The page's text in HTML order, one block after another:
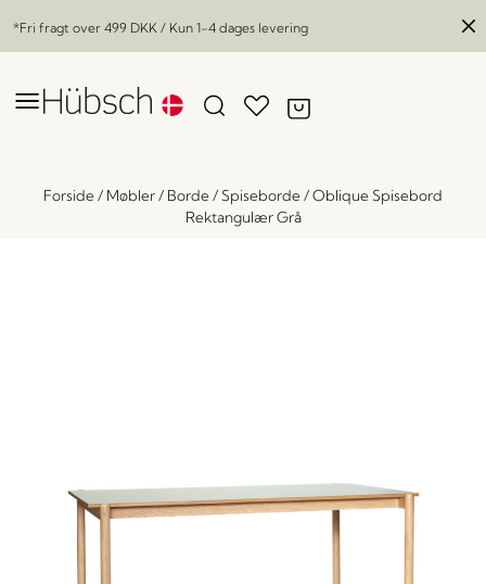
*Fri fragt over 499 DKK / Kun 1-4 dages levering
Forside/ Møbler/ Borde/ Spiseborde/Oblique Spisebord
Rektangulær Grå